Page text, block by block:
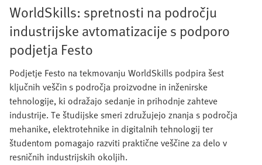
WorldSkills: spretnosti na področju
industrijske avtomatizacije s podporo
podjetja Festo
Podjetje Festo na tekmovanju WorldSkills podpira šest
ključnih veščin s področja proizvodne in inženirske
tehnologije, ki odražajo sedanje in prihodnje zahteve
industrije. Te študijske smeri združujejo znanja s področja
mehanike, elektrotehnike in digitalnih tehnologij ter
študentom pomagajo razviti praktične veščine za delo v
resničnih industrijskih okoljih.